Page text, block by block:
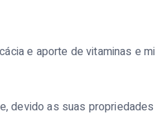
e aporte de vitaminas e
devido as suas